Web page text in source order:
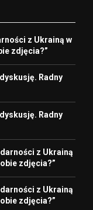
z Ukrainą w
zdjęcia?”
Radny
Radny
z Ukrainą
zdjęcia?”
z Ukrainą
zdjęcia?”